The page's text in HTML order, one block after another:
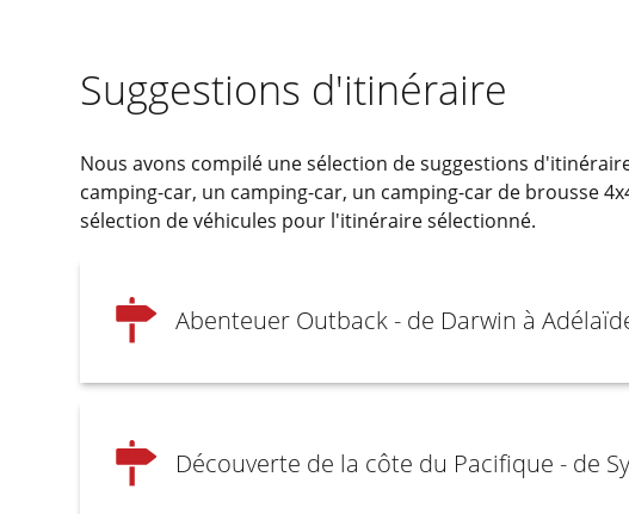
Suggestions d'itinéraire
Nous avons compilé une sélection de suggestions
camping-car, un camping-car, un camping-car de brousse
sélection de véhicules pour l'itinéraire sélectionné.
Abenteuer Outback - de Darwin à
Découverte de la côte du Pacifique - de